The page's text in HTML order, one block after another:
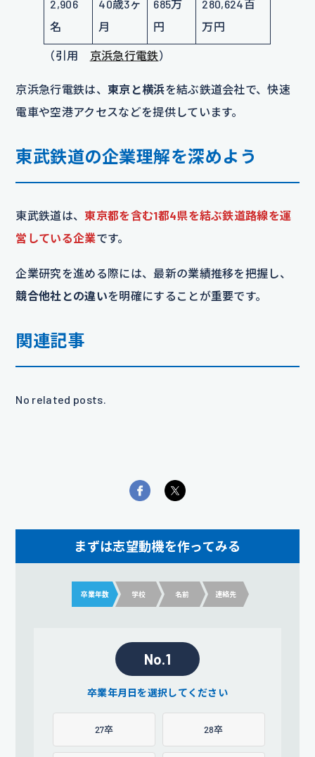
2,906
名
40歳3ヶ
月
685万
円
280,624百
万円
（引用 京浜急行電鉄）
京浜急行電鉄は、 東京と横浜を結ぶ鉄道会社で、快速
電車や空港アクセスなどを提供しています。
東武鉄道の企業理解を深めよう
東武鉄道は、 東京都を含む1都4県を結ぶ鉄道路線を運
営している企業です。
企業研究を進める際には、最新の業績推移を把握し、
競合他社との違いを明確にすることが重要です。
関連記事
No related posts.
まずは志望動機を作ってみる
卒業年数 学校 名前 連絡先
No.1
卒業年月日を選択してください
27卒 28卒